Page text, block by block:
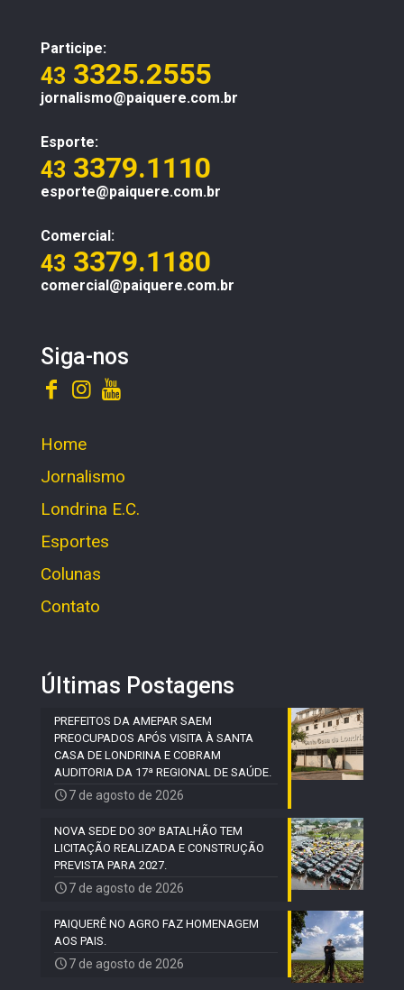
Participe:
43 3325.2555
jornalismo@paiquere.com.br
Esporte:
43 3379.1110
esporte@paiquere.com.br
Comercial:
43 3379.1180
comercial@paiquere.com.br
Siga-nos
Home
Jornalismo
Londrina E.C.
Esportes
Colunas
Contato
Últimas Postagens
PREFEITOS DA AMEPAR SAEM
PREOCUPADOS APÓS VISITA À SANTA
CASA DE LONDRINA E COBRAM
AUDITORIA DA 17ª REGIONAL DE SAÚDE.
7 de agosto de 2026
NOVA SEDE DO 30º BATALHÃO TEM
LICITAÇÃO REALIZADA E CONSTRUÇÃO
PREVISTA PARA 2027.
7 de agosto de 2026
PAIQUERÊ NO AGRO FAZ HOMENAGEM
AOS PAIS.
7 de agosto de 2026